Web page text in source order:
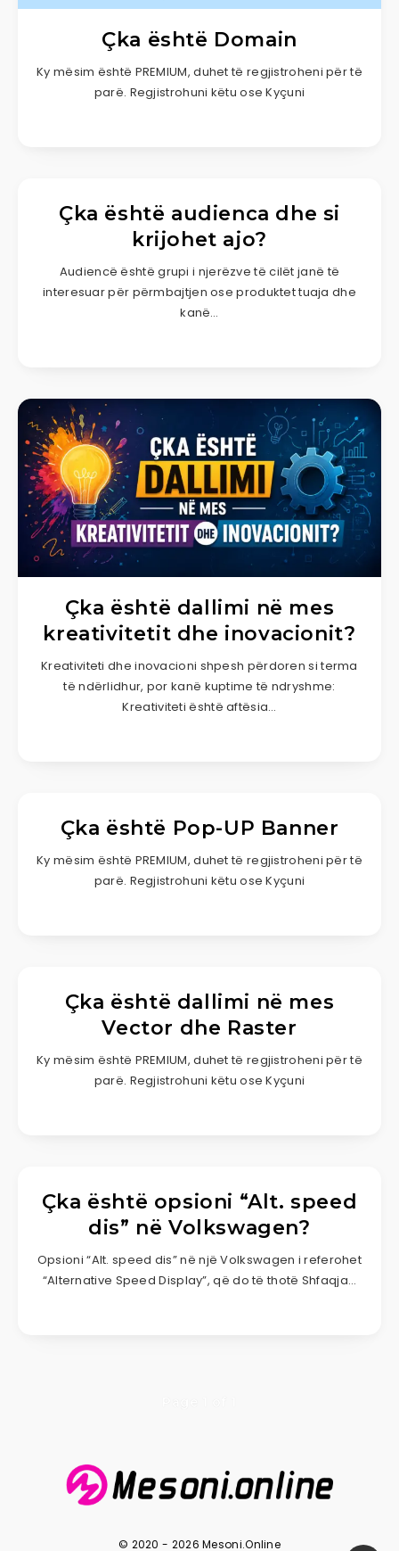
Çka është Domain
Ky mësim është PREMIUM, duhet të regjistroheni për të
parë. Regjistrohuni këtu ose Kyçuni
Çka është audienca dhe si
krijohet ajo?
Audiencë është grupi i njerëzve të cilët janë të
interesuar për përmbajtjen ose produktet tuaja dhe
kanë…
Çka është dallimi në mes
kreativitetit dhe inovacionit?
Kreativiteti dhe inovacioni shpesh përdoren si terma
të ndërlidhur, por kanë kuptime të ndryshme:
Kreativiteti është aftësia…
Çka është Pop-UP Banner
Ky mësim është PREMIUM, duhet të regjistroheni për të
parë. Regjistrohuni këtu ose Kyçuni
Çka është dallimi në mes
Vector dhe Raster
Ky mësim është PREMIUM, duhet të regjistroheni për të
parë. Regjistrohuni këtu ose Kyçuni
Çka është opsioni “Alt. speed
dis” në Volkswagen?
Opsioni “Alt. speed dis” në një Volkswagen i referohet
“Alternative Speed Display”, që do të thotë Shfaqja…
© 2020 - 2026 Mesoni.Online